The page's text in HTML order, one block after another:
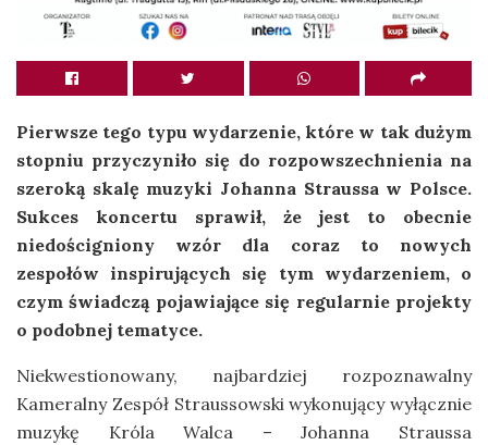
Pierwsze tego typu wydarzenie, które w tak dużym
stopniu przyczyniło się do rozpowszechnienia na
szeroką skalę muzyki Johanna Straussa w Polsce.
Sukces koncertu sprawił, że jest to obecnie
niedościgniony wzór dla coraz to nowych
zespołów inspirujących się tym wydarzeniem, o
czym świadczą pojawiające się regularnie projekty
o podobnej tematyce.
Niekwestionowany, najbardziej rozpoznawalny
Kameralny Zespół Straussowski wykonujący wyłącznie
muzykę Króla Walca – Johanna Straussa